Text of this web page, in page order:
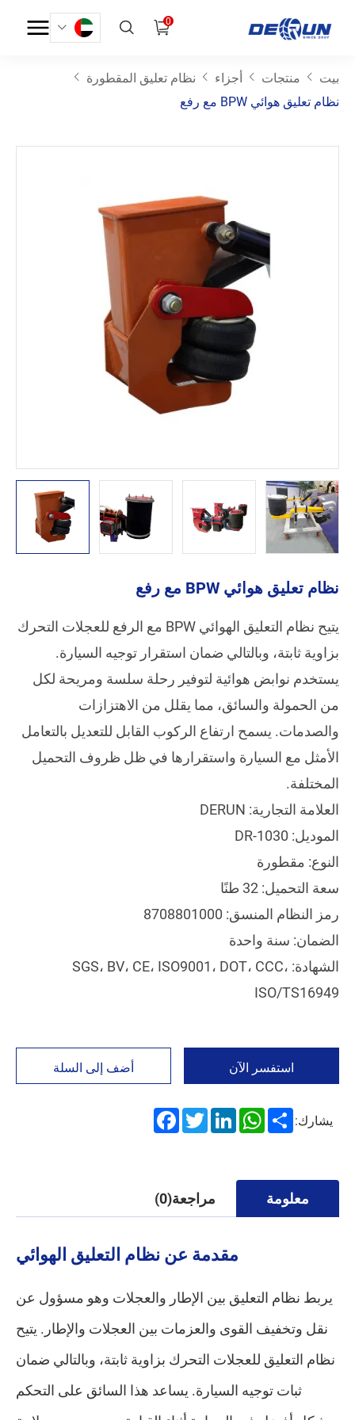
0
بيت منتجات أجزاء
نظام تعليق المقطورة
نظام تعليق هوائي BPW مع رفع
نظام تعليق هوائي BPW مع رفع
يتيح نظام التعليق الهوائي BPW مع الرفع للعجلات التحرك
بزاوية ثابتة، وبالتالي ضمان استقرار توجيه السيارة.
يستخدم نوابض هوائية لتوفير رحلة سلسة ومريحة لكل
من الحمولة والسائق، مما يقلل من الاهتزازات
والصدمات. يسمح ارتفاع الركوب القابل للتعديل بالتعامل
الأمثل مع السيارة واستقرارها في ظل ظروف التحميل
المختلفة.
العلامة التجارية: DERUN
الموديل: DR-1030
النوع: مقطورة
سعة التحميل: 32 طنًا
رمز النظام المنسق: 8708801000
الضمان: سنة واحدة
الشهادة: SGS، BV، CE، ISO9001، DOT، CCC،
ISO/TS16949
استفسر الآن أضف إلى السلة
يشارك: FacebookTwitterLinkedIn
WhatsApp Share
معلومة مراجعة(0)
مقدمة عن نظام التعليق الهوائي
يربط نظام التعليق بين الإطار والعجلات وهو مسؤول عن
نقل وتخفيف القوى والعزمات بين العجلات والإطار. يتيح
نظام التعليق للعجلات التحرك بزاوية ثابتة، وبالتالي ضمان
ثبات توجيه السيارة. يساعد هذا السائق على التحكم